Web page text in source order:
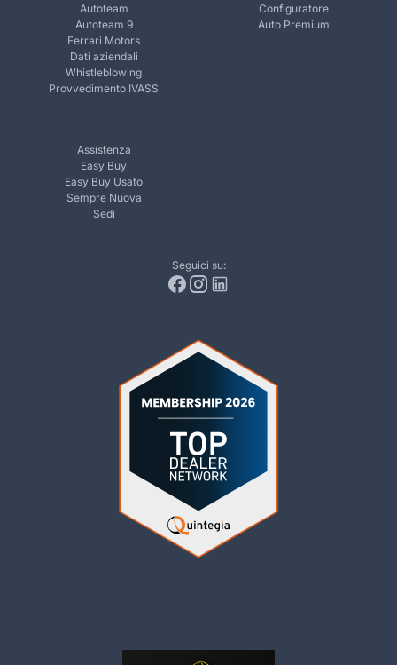
Autoteam
Autoteam 9
Ferrari Motors
Dati aziendali
Whistleblowing
Provvedimento IVASS
Configuratore
Auto Premium
Assistenza
Easy Buy
Easy Buy Usato
Sempre Nuova
Sedi
Seguici su: